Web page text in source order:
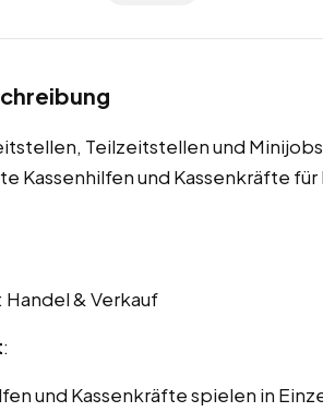
Teilzeitstellen und
Kassenhilfen und Kassenkräfte
: Handel & Verkauf
:
und Kassenkräfte spielen in